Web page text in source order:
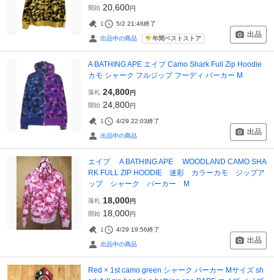
開始 20,600円
1 5/2 21:46終了
出品中の商品 年間ベストストア 出品
A BATHING APE エイプ Camo Shark Full Zip Hoodie
カモ シャーク フルジップ フーディ パーカー M
落札 24,800円
開始 24,800円
1 4/29 22:03終了
出品中の商品 出品
エイプ A BATHING APE WOODLAND CAMO SHA
RK FULL ZIP HOODIE 迷彩 カラーカモ ジップア
ップ シャーク パーカー M
落札 18,000円
開始 18,000円
1 4/29 19:56終了
出品中の商品 出品
Red × 1st camo green シャーク パーカー Mサイズ sh